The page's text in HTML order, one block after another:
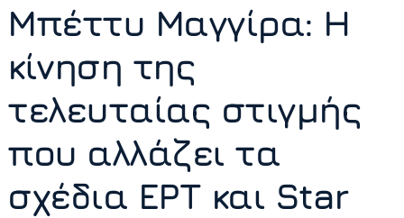
Μπέττυ Μαγγίρα: Η
κίνηση της
τελευταίας στιγμής
που αλλάζει τα
σχέδια ΕΡΤ και Star